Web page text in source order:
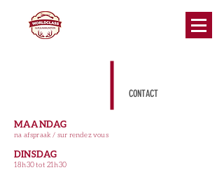
CONTACT
MAANDAG
na afspraak / sur rendez vous
DINSDAG
18h30 tot 21h30